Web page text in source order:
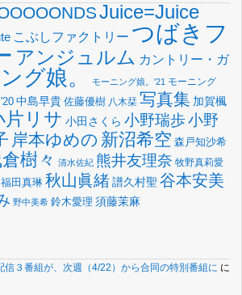
Juice=Juice
こぶしファクトリー つばきフ
アンジュルム カントリー・ガ
グ娘。 モーニング娘。'21 モーニング
中島早貴 佐藤優樹 八木栞 写真集 加賀楓
片リサ 小田さくら 小野瑞歩小野
岸本ゆめの 新沼希空 森戸知沙希
樹々 清水佐紀 熊井友理奈 牧野真莉愛
福田真琳 秋山眞緒譜久村聖 谷本安美
野中美希 鈴木愛理 須藤茉麻
信３番組が、次週（4/22）から合同の特別番組に に